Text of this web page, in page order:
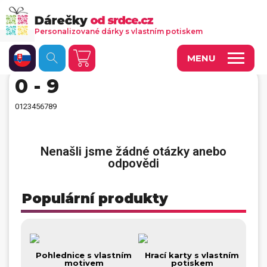
MENU
Fotoobrazy a dekorace
Doplňky do kanceláře, domácnosti, auta
Přívěsky, dog tagy, odznaky
Tašky, vaky, ruksaky
Personalizované dárky s vlastním potiskem
0 - 9
0123456789
Nenašli jsme žádné otázky anebo
odpovědi
Populární produkty
Pohlednice s vlastním
motivem
Hrací karty s vlastním
potiskem